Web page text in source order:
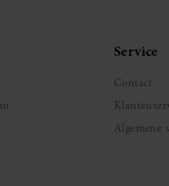
Service
Contact
Algemene